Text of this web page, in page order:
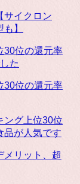
サイクロン
】
30位の還元率
た
30位の還元率
ング上位30位
品が人気です
メリット、超